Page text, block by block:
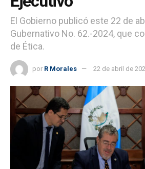
El Gobierno publicó este 22 de
Gubernativo No. 62.-2024, que
de Ética.
por R Morales 22 de abril de